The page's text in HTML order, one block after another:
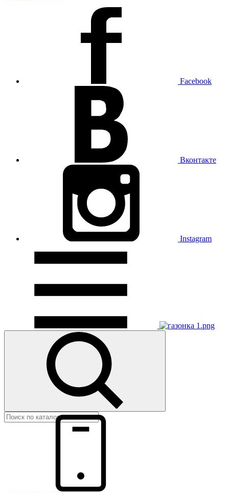
Facebook
Вконтакте
Instagram